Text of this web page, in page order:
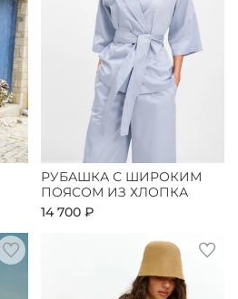
РУБАШКА С ШИРОКИМ
ПОЯСОМ ИЗ ХЛОПКА
14 700 ₽